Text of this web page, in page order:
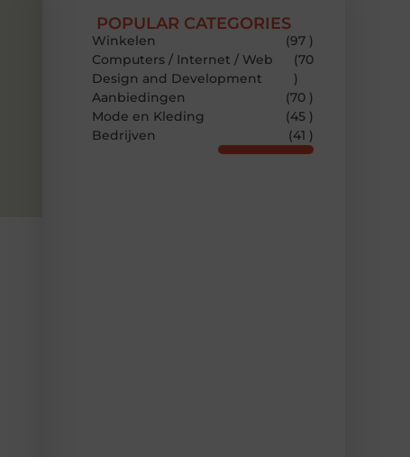
POPULAR CATEGORIES
Winkelen
(97 )
Computers / Internet / Web
Design and Development
(70
)
Aanbiedingen
(70 )
Mode en Kleding
(45 )
Bedrijven
(41 )